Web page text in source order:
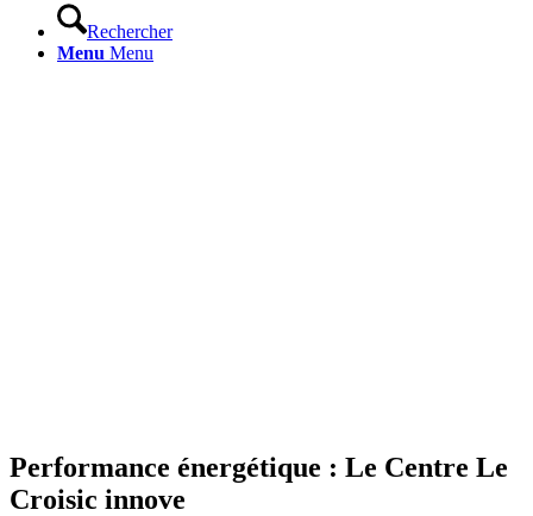
Rechercher
Menu Menu
Performance énergétique : Le Centre Le
Croisic innove